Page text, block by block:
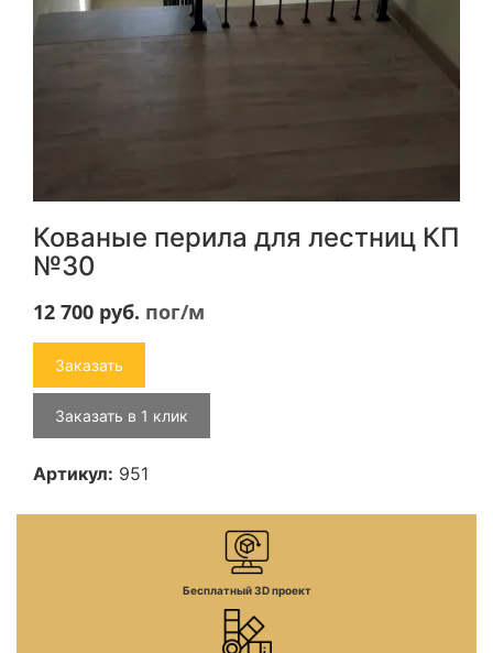
Кованые перила для лестниц КП
№30
12 700 руб. пог/м
Заказать
Заказать в 1 клик
Артикул: 951
Бесплатный 3D проект